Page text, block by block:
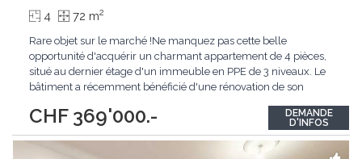
CHF 369'000.-
4 72 m2
Rare objet sur le marché !Ne manquez pas cette belle
opportunité d'acquérir un charmant appartement de 4 pièces,
situé au dernier étage d'un immeuble en PPE de 3 niveaux. Le
bâtiment a récemment bénéficié d'une rénovation de son
thermique et son efficacité énergétique.L'immeuble ne dispose
pas d'ascenseur, ce qui représente...
DEMANDE
D'INFOS